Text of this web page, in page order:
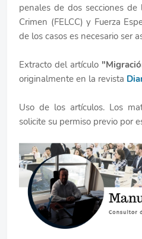
penales de dos secciones
Crimen (FELCC) y Fuerza
de los casos es necesario ser
Extracto del artículo
originalmente en la revista
Uso de los artículos. Los
solicite su permiso previo por